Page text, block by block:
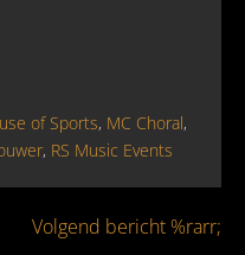
of Sports, MC Choral,
, RS Music Events
Volgend bericht %rarr;